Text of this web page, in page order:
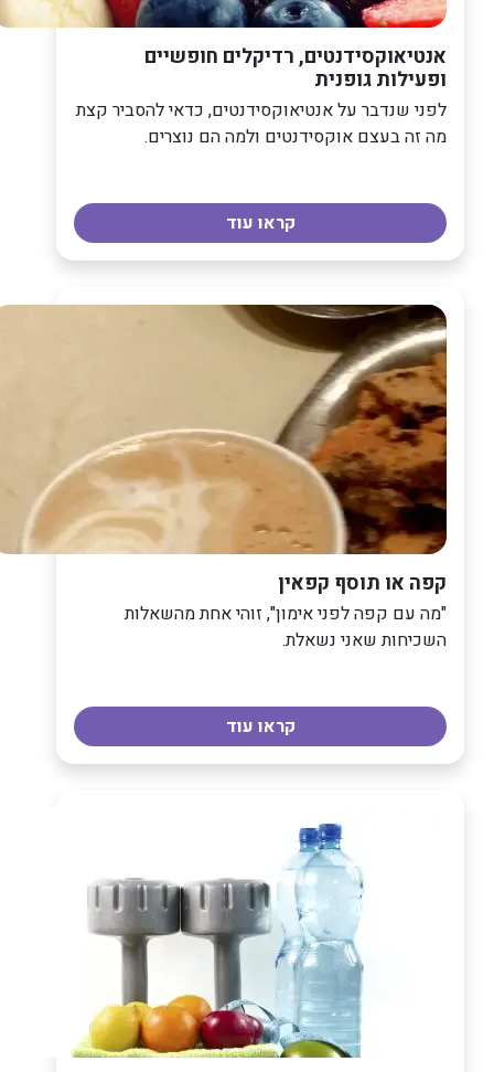
אנטיאוקסידנטים, רדיקלים חופשיים
ופעילות גופנית
לפני שנדבר על אנטיאוקסידנטים, כדאי להסביר קצת
מה זה בעצם אוקסידנטים ולמה הם נוצרים.
קראו עוד
קפה או תוסף קפאין
"מה עם קפה לפני אימון", זוהי אחת מהשאלות
השכיחות שאני נשאלת.
קראו עוד